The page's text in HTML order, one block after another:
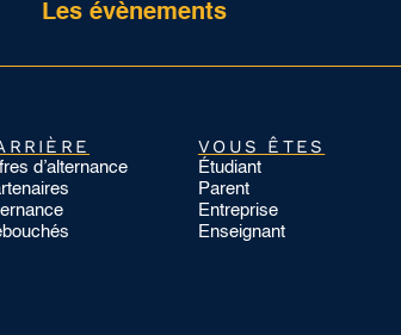
Les évènements
d’alternance
VOUS ÊTES
Étudiant
Parent
Entreprise
Enseignant